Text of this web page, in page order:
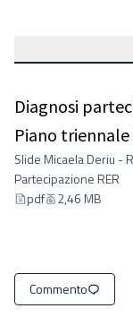
Diagnosi
Piano triennale
Slide Micaela Deriu -
Partecipazione RER
pdf
2,46 MB
Commento